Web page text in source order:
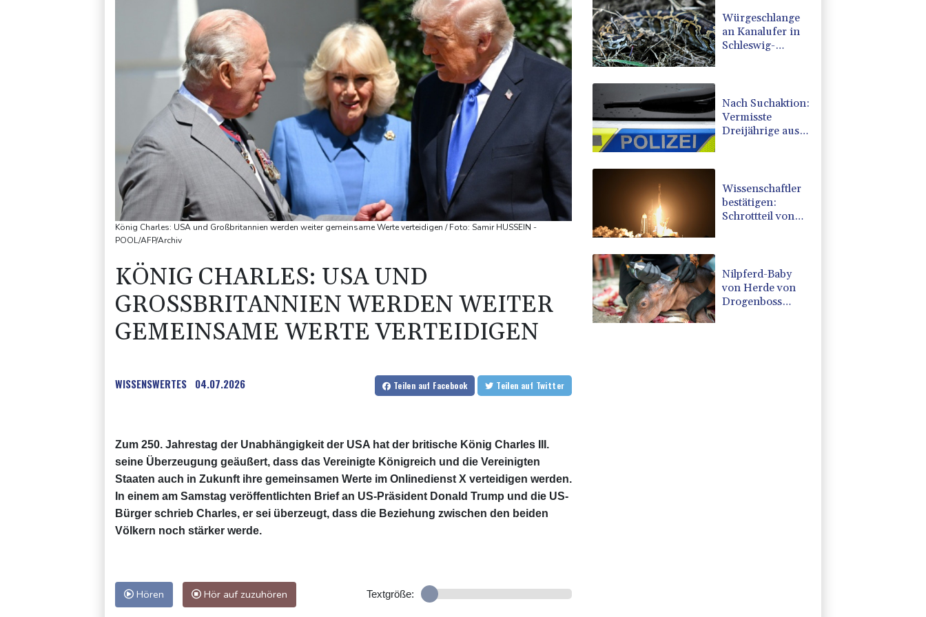
König Charles: USA und Großbritannien werden weiter gemeinsame Werte verteidigen / Foto: Samir HUSSEIN -
POOL/AFP/Archiv
KÖNIG CHARLES: USA UND
GROSSBRITANNIEN WERDEN WEITER G
EMEINSAME WERTE VERTEIDIGEN
WISSENSWERTES 04.07.2026 Teilen auf Facebook Teilen auf Twitter
Zum 250. Jahrestag der Unabhängigkeit der USA hat der britische König Charles III.
seine Überzeugung geäußert, dass das Vereinigte Königreich und die Vereinigten
Staaten auch in Zukunft ihre gemeinsamen Werte im Onlinedienst X verteidigen werden.
In einem am Samstag veröffentlichten Brief an US-Präsident Donald Trump und die US-
Bürger schrieb Charles, er sei überzeugt, dass die Beziehung zwischen den beiden
Völkern noch stärker werde.
Hören Hör auf zuzuhören Textgröße:
Würgeschlange
an Kanalufer in
Schleswig-
Nach Suchaktion:
Vermisste
Dreijährige aus
Wissenschaftler
bestätigen:
Schrottteil von
Nilpferd-Baby
von Herde von
Drogenboss